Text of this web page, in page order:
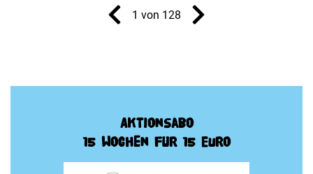
1 von 128
Aktionsabo
15 Wochen für 15 Euro